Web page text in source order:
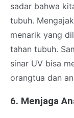
sadar bahwa
tubuh.
menarik yang
tahan tubuh.
sinar UV bisa
orangtua dan
6. Menjaga